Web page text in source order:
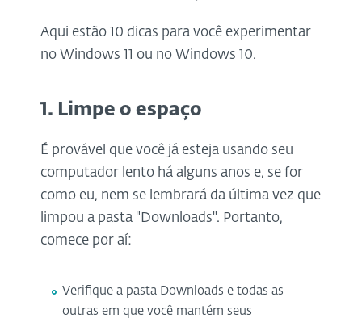
Aqui estão 10 dicas para você experimentar
no Windows 11 ou no Windows 10.
1. Limpe o espaço
É provável que você já esteja usando seu
computador lento há alguns anos e, se for
como eu, nem se lembrará da última vez que
limpou a pasta "Downloads". Portanto,
comece por aí:
Verifique a pasta Downloads e todas as
outras em que você mantém seus